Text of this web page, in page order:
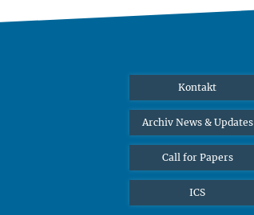
Kontakt
Archiv News & Updates
Call for Papers
ICS